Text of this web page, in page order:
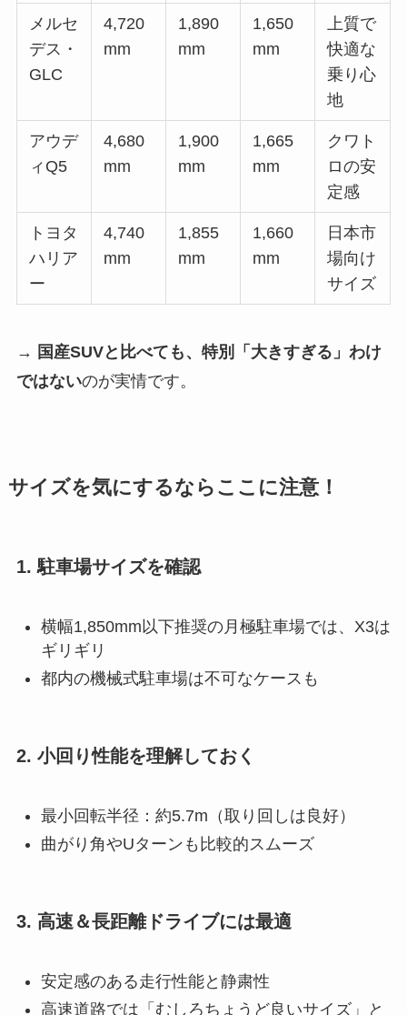
メルセ
デス・
GLC
4,720
mm
1,890
mm
1,650
mm
上質で
快適な
乗り心
地
アウデ
ィQ5
4,680
mm
1,900
mm
1,665
mm
クワト
ロの安
定感
トヨタ
ハリア
ー
4,740
mm
1,855
mm
1,660
mm
日本市
場向け
サイズ
→ 国産SUVと比べても、特別「大きすぎる」わけ
ではないのが実情です。
サイズを気にするならここに注意！
1. 駐車場サイズを確認
横幅1,850mm以下推奨の月極駐車場では、X3は
ギリギリ
都内の機械式駐車場は不可なケースも
2. 小回り性能を理解しておく
最小回転半径：約5.7m（取り回しは良好）
曲がり角やUターンも比較的スムーズ
3. 高速＆長距離ドライブには最適
安定感のある走行性能と静粛性
高速道路では「むしろちょうど良いサイズ」と